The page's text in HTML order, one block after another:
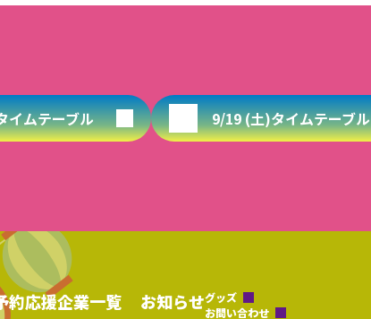
イムテーブル 9/19 (土)タイムテーブル
約応援企業一覧 お知らせグッズ
お問い合わせ